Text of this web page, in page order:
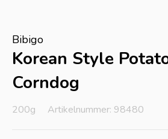
Bibigo
Korean Style
Corndog
200g Artikelnummer: 98480